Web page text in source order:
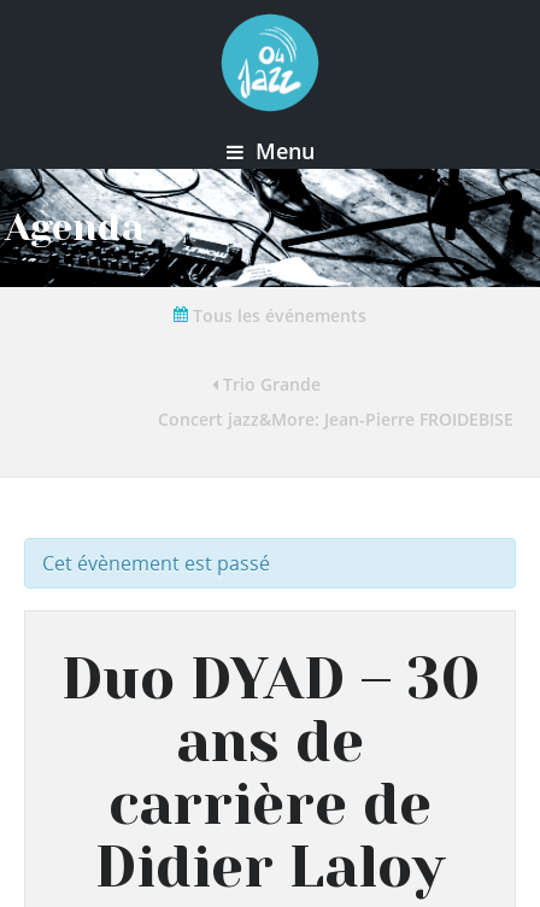
Menu
Agenda
Tous les événements
Trio Grande
Concert jazz&More: Jean-Pierre FROIDEBISE
Cet évènement est passé
Duo DYAD – 30
ans de
carrière de
Didier Laloy